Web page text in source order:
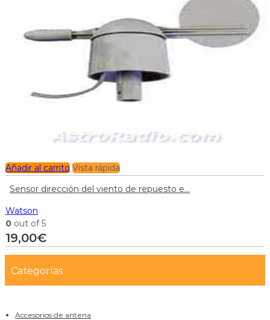
Añadir al carrito Vista rápida
Sensor dirección del viento de repuesto e...
Watson
0 out of 5
19,00€
Categorías
Accesorios de antena